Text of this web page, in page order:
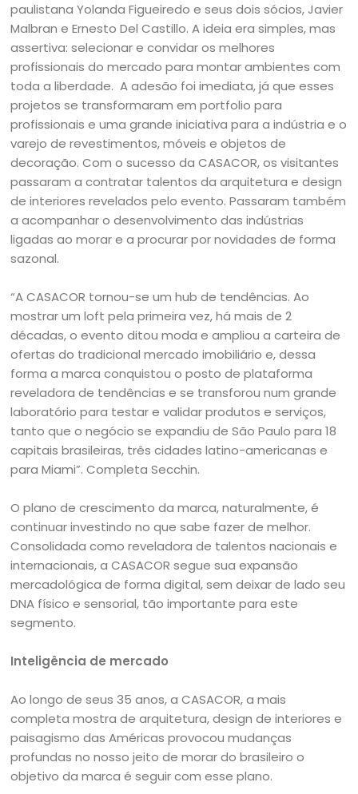
paulistana Yolanda Figueiredo e seus dois sócios, Javier
Malbran e Ernesto Del Castillo. A ideia era simples, mas
assertiva: selecionar e convidar os melhores
profissionais do mercado para montar ambientes com
toda a liberdade. A adesão foi imediata, já que esses
projetos se transformaram em portfolio para
profissionais e uma grande iniciativa para a indústria e o
varejo de revestimentos, móveis e objetos de
decoração. Com o sucesso da CASACOR, os visitantes
passaram a contratar talentos da arquitetura e design
de interiores revelados pelo evento. Passaram também
a acompanhar o desenvolvimento das indústrias
ligadas ao morar e a procurar por novidades de forma
sazonal.
“A CASACOR tornou-se um hub de tendências. Ao
mostrar um loft pela primeira vez, há mais de 2
décadas, o evento ditou moda e ampliou a carteira de
ofertas do tradicional mercado imobiliário e, dessa
forma a marca conquistou o posto de plataforma
reveladora de tendências e se transforou num grande
laboratório para testar e validar produtos e serviços,
tanto que o negócio se expandiu de São Paulo para 18
capitais brasileiras, três cidades latino-americanas e
para Miami”. Completa Secchin.
O plano de crescimento da marca, naturalmente, é
continuar investindo no que sabe fazer de melhor.
Consolidada como reveladora de talentos nacionais e
internacionais, a CASACOR segue sua expansão
mercadológica de forma digital, sem deixar de lado seu
DNA físico e sensorial, tão importante para este
segmento.
Inteligência de mercado
Ao longo de seus 35 anos, a CASACOR, a mais
completa mostra de arquitetura, design de interiores e
paisagismo das Américas provocou mudanças
profundas no nosso jeito de morar do brasileiro o
objetivo da marca é seguir com esse plano.